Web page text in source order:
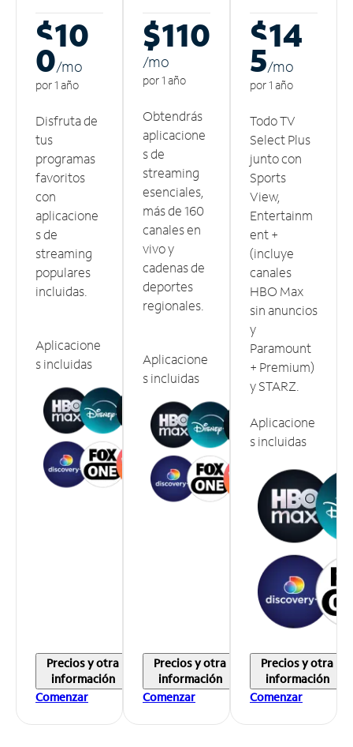
$10
0/mo
por 1 año
Disfruta de
tus
programas
favoritos
con
aplicacione
s de
streaming
populares
incluidas.
Aplicacione
s incluidas
Precios y otra
información
Comenzar
$110
/mo
por 1 año
Obtendrás
aplicacione
s de
streaming
esenciales,
más de 160
canales en
vivo y
cadenas de
deportes
regionales.
Aplicacione
s incluidas
Precios y otra
información
Comenzar
$14
5/mo
por 1 año
Todo TV
Select Plus
junto con
Sports
View,
Entertainm
ent +
(incluye
canales
HBO Max
sin anuncios
y
Paramount
+ Premium)
y STARZ.
Aplicacione
s incluidas
Precios y otra
información
Comenzar